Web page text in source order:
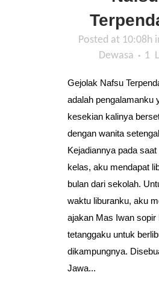
Posted at 10:08h
Dewasa
1
Gejolak Nafsu
adalah pengalamanku
kesekian kalinya
dengan wanita
Kejadiannya pada
kelas, aku mendapat
bulan dari sekolah.
waktu liburanku, aku
ajakan Mas Iwan sopir
tetanggaku untuk
dikampungnya.
Jawa...